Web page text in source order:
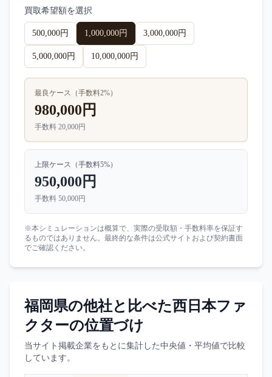
買取希望額を選択
500,000円 1,000,000円 3,000,000円
5,000,000円 10,000,000円
最良ケース（手数料2%）
980,000円
手数料 20,000円
上限ケース（手数料5%）
950,000円
手数料 50,000円
※本シミュレーションは概算で、実際の受取額・手数料率を保証す
るものではありません。最終的な条件は公式サイトおよび契約書面
でご確認ください。
福岡県の他社と比べた西日本ファ
クターの位置づけ
当サイト掲載企業をもとに集計した中央値・平均値で比較
しています。